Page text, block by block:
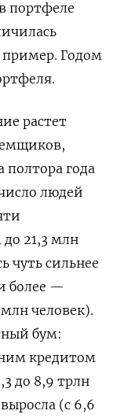
портфеле
пример. Годом
растет
полтора года
людей
до 21,3 млн
чуть сильнее
более —
человек).
бум:
кредитом
до 8,9 трлн
(с 6,6